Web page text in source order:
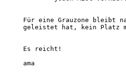
Für eine Grauzone bleibt
geleistet hat, kein Platz
Es reicht!
ama